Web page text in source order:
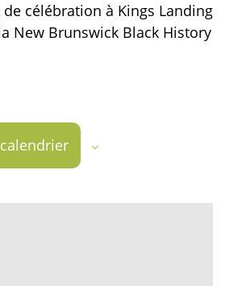
de célébration à Kings Landing
New Brunswick Black History